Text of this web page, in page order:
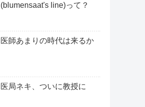
(blumensaat's line)って？
医師あまりの時代は来るか
医局ネキ、ついに教授に